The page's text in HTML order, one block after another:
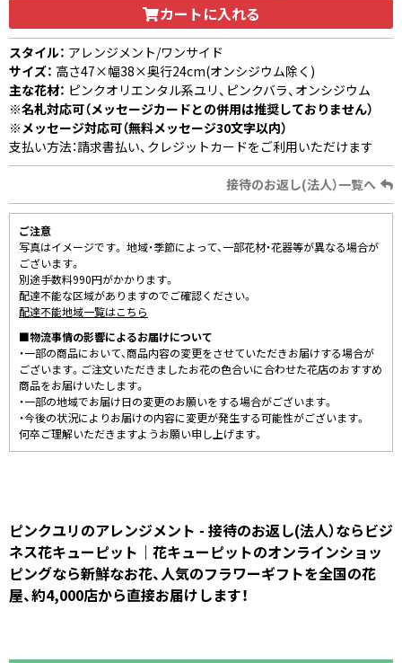
カートに入れる
スタイル： アレンジメント/ワンサイド
サイズ： 高さ47×幅38×奥行24cm(オンシジウム除く)
主な花材： ピンクオリエンタル系ユリ、ピンクバラ、オンシジウム
※名札対応可（メッセージカードとの併用は推奨しておりません）
※メッセージ対応可（無料メッセージ30文字以内）
支払い方法：請求書払い、クレジットカードをご利用いただけます
接待のお返し(法人）一覧へ
ご注意
写真はイメージです。 地域・季節によって、一部花材・花器等が異なる場合が
ございます。
別途手数料990円がかかります。
配達不能な区域がありますのでご確認ください。
配達不能地域一覧はこちら
■物流事情の影響によるお届けについて
・一部の商品において、商品内容の変更をさせていただきお届けする場合が
ございます。ご注文いただきましたお花の色合いに合わせた花店のおすすめ
商品をお届けいたします。
・一部の地域でお届け日の変更のお願いをする場合がございます。
・今後の状況によりお届けの内容に変更が発生する可能性がございます。
何卒ご理解いただきますようお願い申し上げます。
ピンクユリのアレンジメント - 接待のお返し(法人）ならビジ
ネス花キューピット｜花キューピットのオンラインショッ
ピングなら新鮮なお花、人気のフラワーギフトを全国の花
屋、約4,000店から直接お届けします！